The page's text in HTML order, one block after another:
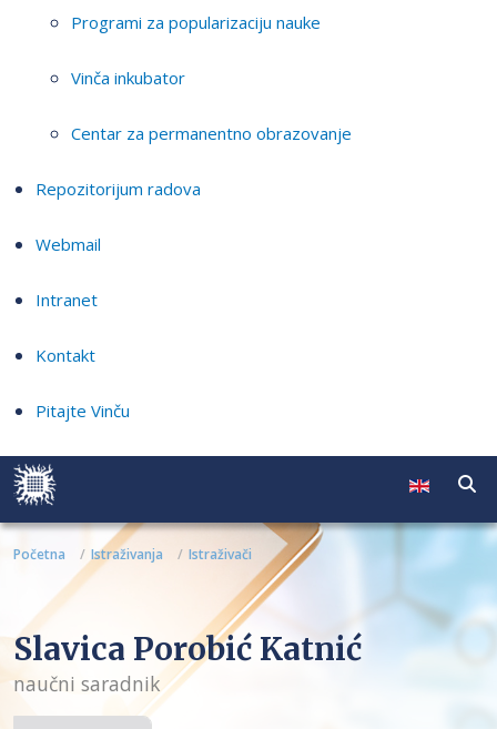
Programi za popularizaciju nauke
Vinča inkubator
Centar za permanentno obrazovanje
Repozitorijum radova
Webmail
Intranet
Kontakt
Pitajte Vinču
Početna Istraživanja Istraživači
Slavica Porobić Katnić
naučni saradnik